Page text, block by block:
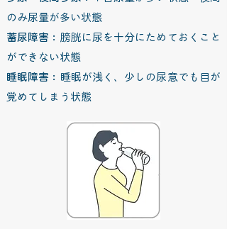
のみ尿量が多い状態
蓄尿障害： 膀胱に尿を十分にためておくこと
ができない状態
睡眠障害： 睡眠が浅く、少しの尿意でも目が
覚めてしまう状態